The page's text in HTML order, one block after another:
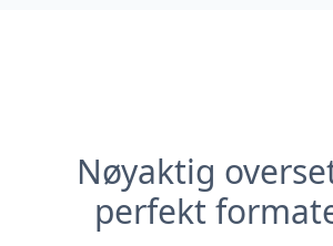
Nøyaktig
perfekt